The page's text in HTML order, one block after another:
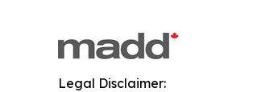
Legal Disclaimer: